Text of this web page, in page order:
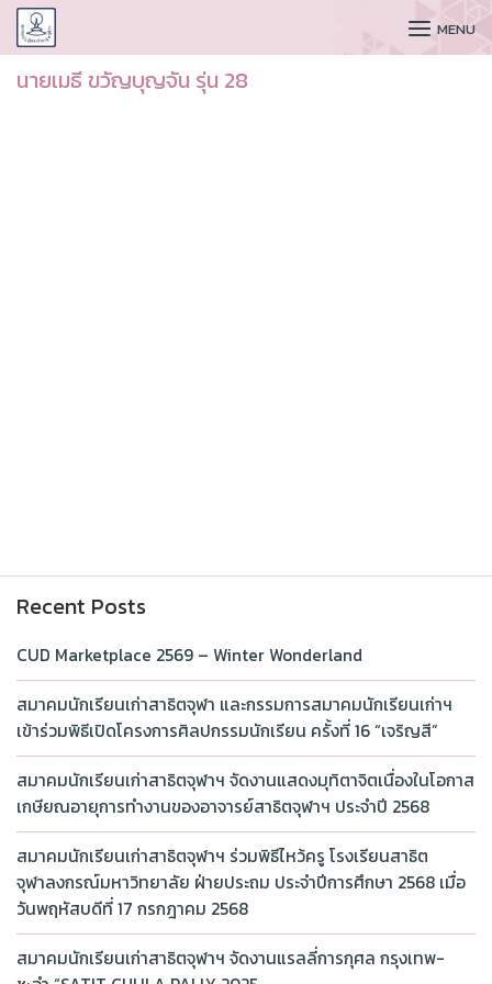
CUDAA MENU
นายเมธี ขวัญบุญจัน รุ่น 28
Recent Posts
CUD Marketplace 2569 – Winter Wonderland
สมาคมนักเรียนเก่าสาธิตจุฬา และกรรมการสมาคมนักเรียนเก่าฯ
เข้าร่วมพิธีเปิดโครงการศิลปกรรมนักเรียน ครั้งที่ 16 “เจริญสี”
สมาคมนักเรียนเก่าสาธิตจุฬาฯ จัดงานแสดงมุทิตาจิตเนื่องในโอกาส
เกษียณอายุการทำงานของอาจารย์สาธิตจุฬาฯ ประจำปี 2568
สมาคมนักเรียนเก่าสาธิตจุฬาฯ ร่วมพิธีไหว้ครู โรงเรียนสาธิต
จุฬาลงกรณ์มหาวิทยาลัย ฝ่ายประถม ประจำปีการศึกษา 2568 เมื่อ
วันพฤหัสบดีที่ 17 กรกฎาคม 2568
สมาคมนักเรียนเก่าสาธิตจุฬาฯ จัดงานแรลลี่การกุศล กรุงเทพ-